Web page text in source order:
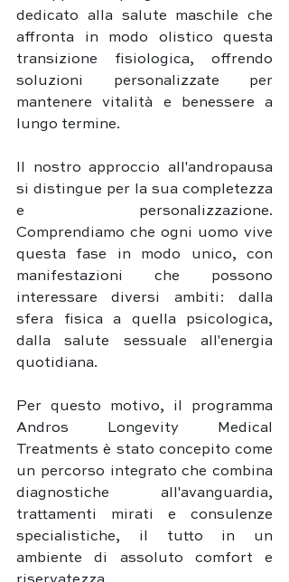
dedicato alla salute maschile che
affronta in modo olistico questa
transizione fisiologica, offrendo
soluzioni personalizzate per
mantenere vitalità e benessere a
lungo termine.
Il nostro approccio all'andropausa
si distingue per la sua completezza
e personalizzazione.
Comprendiamo che ogni uomo vive
questa fase in modo unico, con
manifestazioni che possono
interessare diversi ambiti: dalla
sfera fisica a quella psicologica,
dalla salute sessuale all'energia
quotidiana.
Per questo motivo, il programma
Andros Longevity Medical
Treatments è stato concepito come
un percorso integrato che combina
diagnostiche all'avanguardia,
trattamenti mirati e consulenze
specialistiche, il tutto in un
ambiente di assoluto comfort e